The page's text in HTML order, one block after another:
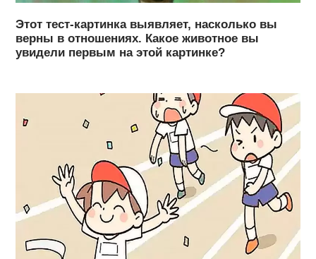
Этот тест-картинка выявляет, насколько вы
верны в отношениях. Какое животное вы
увидели первым на этой картинке?